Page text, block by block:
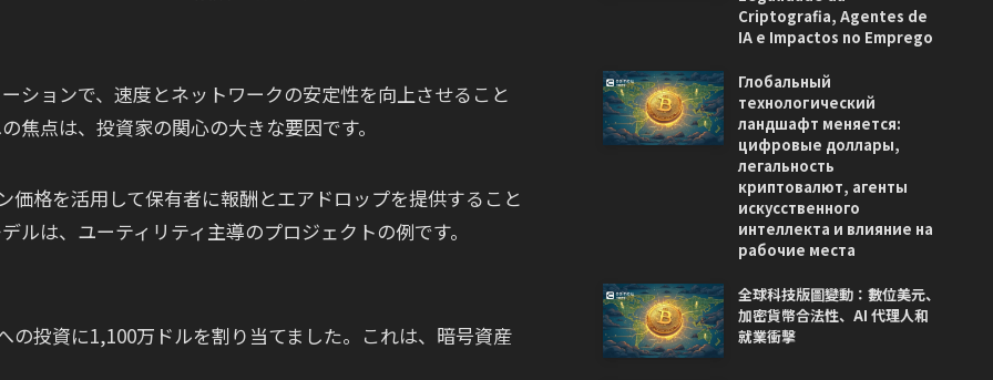
ションで、速度とネットワークの安定性を向上させること
焦点は、投資家の関心の大きな要因です。
格を活用して保有者に報酬とエアドロップを提供すること
ルは、ユーティリティ主導のプロジェクトの例です。
投資に1,100万ドルを割り当てました。これは、暗号資産
Criptografia, Agentes de
IA e Impactos no Emprego
Глобальный
технологический
ландшафт меняется:
цифровые доллары,
легальность
криптовалют, агенты
искусственного
интеллекта и влияние на
рабочие места
全球科技版圖變動：數位美元、
加密貨幣合法性、AI 代理人和
就業衝擊